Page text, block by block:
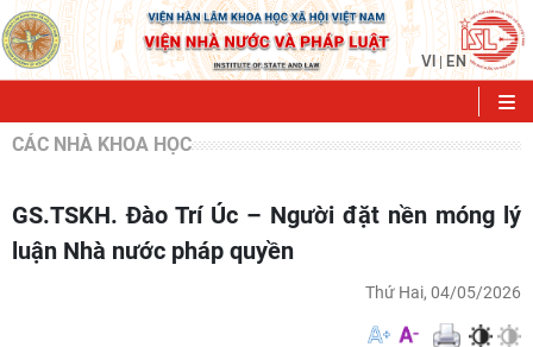
VI | EN
CÁC NHÀ KHOA HỌC
GS.TSKH. Đào Trí Úc – Người đặt nền móng lý
luận Nhà nước pháp quyền
Thứ Hai, 04/05/2026